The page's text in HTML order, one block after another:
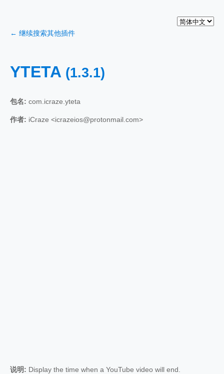
← 继续搜索其他插件
YTETA (1.3.1)
包名: com.icraze.yteta
作者: iCraze <icrazeios@protonmail.com>
说明: Display the time when a YouTube video will end.